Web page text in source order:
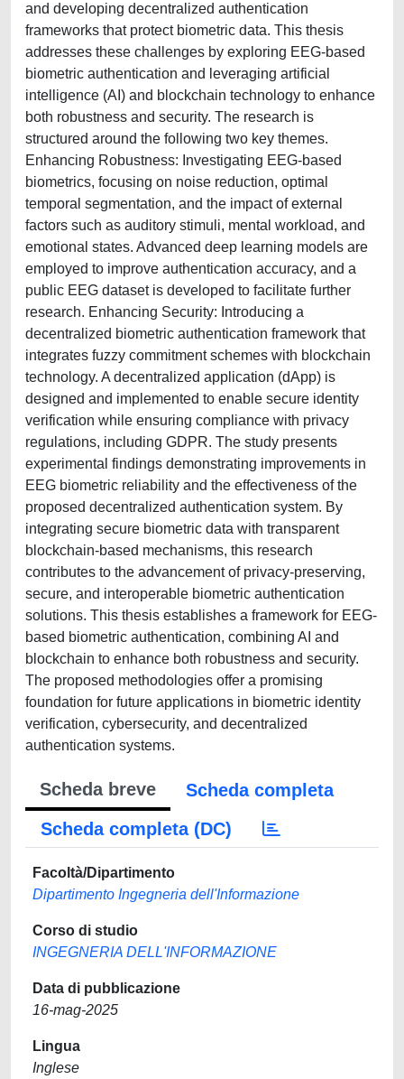
and developing decentralized authentication
frameworks that protect biometric data. This thesis
addresses these challenges by exploring EEG-based
biometric authentication and leveraging artificial
intelligence (AI) and blockchain technology to enhance
both robustness and security. The research is
structured around the following two key themes.
Enhancing Robustness: Investigating EEG-based
biometrics, focusing on noise reduction, optimal
temporal segmentation, and the impact of external
factors such as auditory stimuli, mental workload, and
emotional states. Advanced deep learning models are
employed to improve authentication accuracy, and a
public EEG dataset is developed to facilitate further
research. Enhancing Security: Introducing a
decentralized biometric authentication framework that
integrates fuzzy commitment schemes with blockchain
technology. A decentralized application (dApp) is
designed and implemented to enable secure identity
verification while ensuring compliance with privacy
regulations, including GDPR. The study presents
experimental findings demonstrating improvements in
EEG biometric reliability and the effectiveness of the
proposed decentralized authentication system. By
integrating secure biometric data with transparent
blockchain-based mechanisms, this research
contributes to the advancement of privacy-preserving,
secure, and interoperable biometric authentication
solutions. This thesis establishes a framework for EEG-
based biometric authentication, combining AI and
blockchain to enhance both robustness and security.
The proposed methodologies offer a promising
foundation for future applications in biometric identity
verification, cybersecurity, and decentralized
authentication systems.
Scheda breve
Scheda completa
Scheda completa (DC)
Facoltà/Dipartimento
Dipartimento Ingegneria dell'Informazione
Corso di studio
INGEGNERIA DELL'INFORMAZIONE
Data di pubblicazione
16-mag-2025
Lingua
Inglese